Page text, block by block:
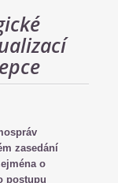
zasedání
o
postupu